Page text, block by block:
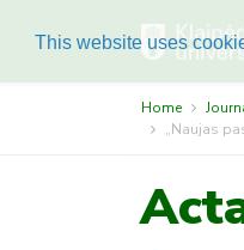
This website uses
Home
„Naujas